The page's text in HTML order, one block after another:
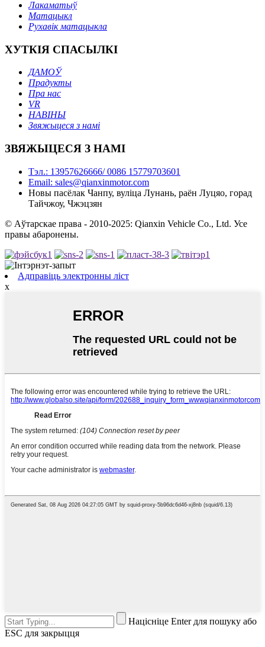
Лакаматыў
Матацыкл
Рухавік матацыкла
ХУТКІЯ СПАСЫЛКІ
ДАМОЎ
Прадукты
Пра нас
VR
НАВІНЫ
Звяжыцеся з намі
ЗВЯЖЫЦЕСЯ З НАМІ
Тэл.: 13957626666/ 0086 15779703601
Email: sales@qianxinmotor.com
Новы пасёлак Чанпу, вуліца Лунань, раён Луцяо, горад
Тайчжоу, Чжэцзян
© Аўтарскае права - 2010-2025: Qianxin Vehicle Co., Ltd. Усе
правы абаронены.
Адправіць электронны ліст
x
Націсніце Enter для пошуку або
ESC для закрыцця